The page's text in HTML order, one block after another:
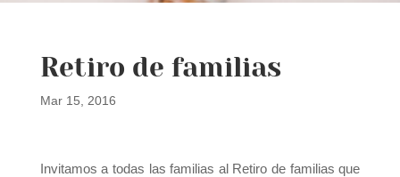
Retiro de familias
Mar 15, 2016
Invitamos a todas las familias al Retiro de familias que